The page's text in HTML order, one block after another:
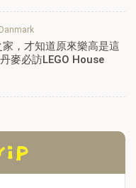
，才知道原來樂高是這
麥必訪LEGO House